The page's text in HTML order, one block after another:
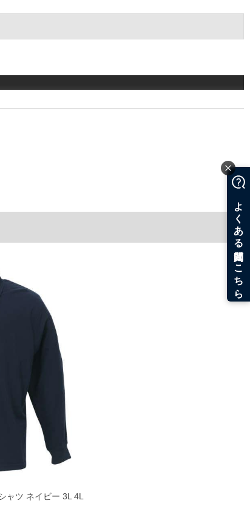
ない様最大限に努めておりますが、もしあった場合速やかにご連絡させて頂き
ャツ ネイビー 3L 4L